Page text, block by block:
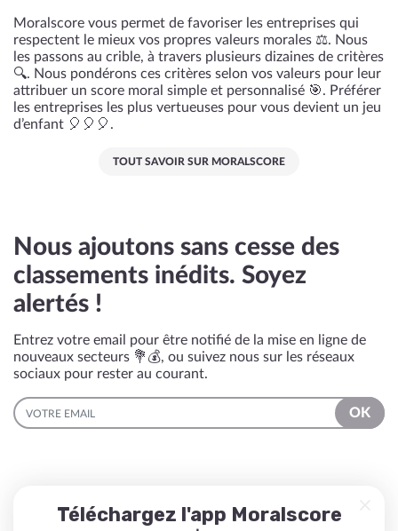
Moralscore vous permet de favoriser les entreprises qui
respectent le mieux vos propres valeurs morales ⚖️. Nous
les passons au crible, à travers plusieurs dizaines de critères
🔍. Nous pondérons ces critères selon vos valeurs pour leur
attribuer un score moral simple et personnalisé 🎯. Préférer
les entreprises les plus vertueuses pour vous devient un jeu
d’enfant 🎈🎈🎈.
TOUT SAVOIR SUR MORALSCORE
Nous ajoutons sans cesse des
classements inédits. Soyez
alertés !
Entrez votre email pour être notifié de la mise en ligne de
nouveaux secteurs 💐💰, ou suivez nous sur les réseaux
sociaux pour rester au courant.
EMAIL
OK
Téléchargez l'app Moralscore